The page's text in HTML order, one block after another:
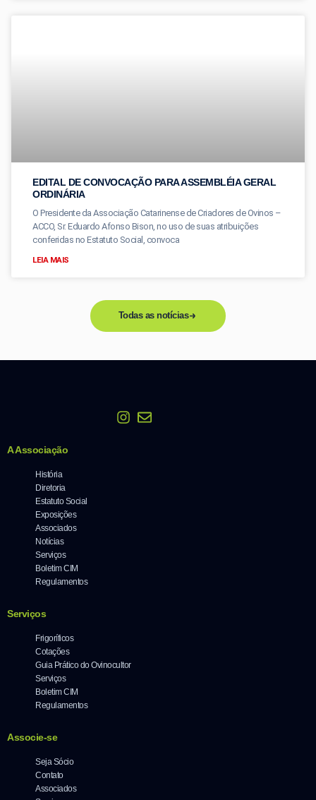
EDITAL DE CONVOCAÇÃO PARA ASSEMBLÉIA GERAL
ORDINÁRIA
O Presidente da Associação Catarinense de Criadores de Ovinos –
ACCO, Sr. Eduardo Afonso Bison, no uso de suas atribuições
conferidas no Estatuto Social, convoca
LEIA MAIS
Todas as notícias
A Associação
História
Diretoria
Estatuto Social
Exposições
Associados
Notícias
Serviços
Boletim CIM
Regulamentos
Serviços
Frigoríficos
Cotações
Guia Prático do Ovinocultor
Serviços
Boletim CIM
Regulamentos
Associe-se
Seja Sócio
Contato
Associados